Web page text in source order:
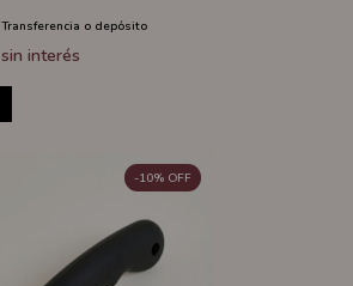
Transferencia o depósito
sin interés
-10% OFF